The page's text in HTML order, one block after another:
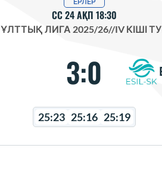
ЕРЛЕР
СС 24 АҚП 18:30
ҰЛТТЫҚ ЛИГА 2025/26//IV КІШІ
3:0
25:23 25:16 25:19